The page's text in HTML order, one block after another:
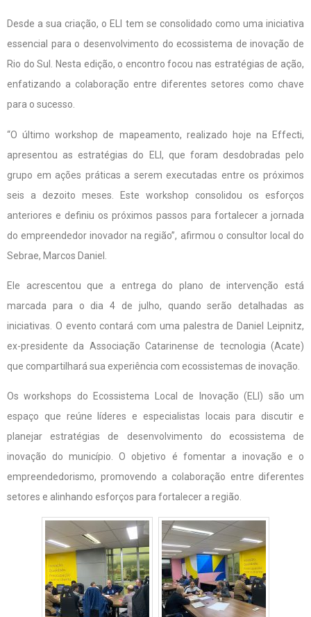
Desde a sua criação, o ELI tem se consolidado como uma iniciativa
essencial para o desenvolvimento do ecossistema de inovação de
Rio do Sul. Nesta edição, o encontro focou nas estratégias de ação,
enfatizando a colaboração entre diferentes setores como chave
para o sucesso.
“O último workshop de mapeamento, realizado hoje na Effecti,
apresentou as estratégias do ELI, que foram desdobradas pelo
grupo em ações práticas a serem executadas entre os próximos
seis a dezoito meses. Este workshop consolidou os esforços
anteriores e definiu os próximos passos para fortalecer a jornada
do empreendedor inovador na região”, afirmou o consultor local do
Sebrae, Marcos Daniel.
Ele acrescentou que a entrega do plano de intervenção está
marcada para o dia 4 de julho, quando serão detalhadas as
iniciativas. O evento contará com uma palestra de Daniel Leipnitz,
ex-presidente da Associação Catarinense de tecnologia (Acate)
que compartilhará sua experiência com ecossistemas de inovação.
Os workshops do Ecossistema Local de Inovação (ELI) são um
espaço que reúne líderes e especialistas locais para discutir e
planejar estratégias de desenvolvimento do ecossistema de
inovação do município. O objetivo é fomentar a inovação e o
empreendedorismo, promovendo a colaboração entre diferentes
setores e alinhando esforços para fortalecer a região.